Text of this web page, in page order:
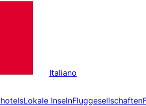
Italiano
Lokale InselnFluggesellschaften